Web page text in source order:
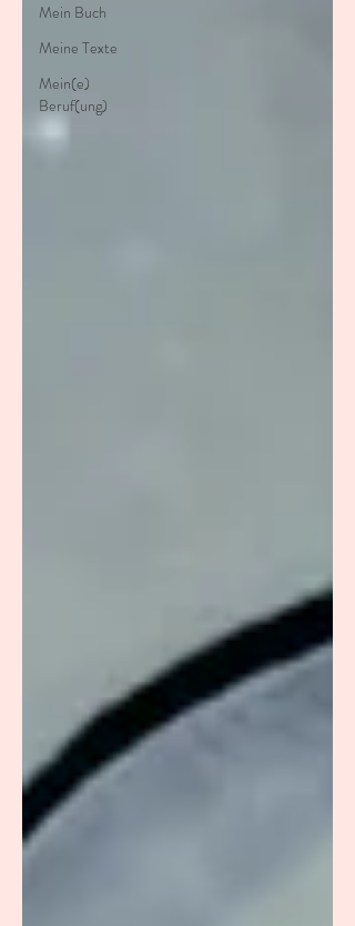
Mein Buch
Meine Texte
Mein(e)
Beruf(ung)